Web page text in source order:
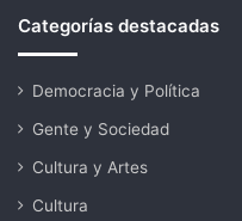
Categorías destacadas
Democracia y Política
Gente y Sociedad
Cultura y Artes
Cultura